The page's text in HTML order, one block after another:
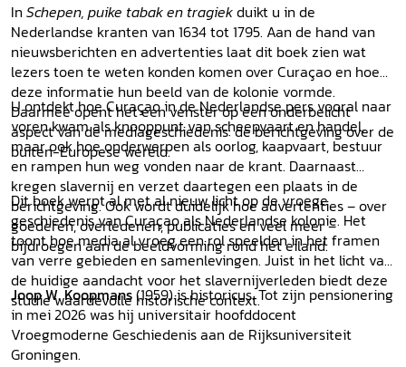
In Schepen, puike tabak en tragiekduikt u in de
Nederlandse kranten van 1634 tot 1795. Aan de hand van
nieuwsberichten en advertenties laat dit boek zien wat
lezers toen te weten konden komen over Curaçao en hoe
deze informatie hun beeld van de kolonie vormde.
Daarmee opent het een venster op een onderbelicht
aspect van de mediageschiedenis: de berichtgeving over de
buiten-Europese wereld.
U ontdekt hoe Curaçao in de Nederlandse pers vooral naar
voren kwam als knooppunt van scheepvaart en handel,
maar ook hoe onderwerpen als oorlog, kaapvaart, bestuur
en rampen hun weg vonden naar de krant. Daarnaast
kregen slavernij en verzet daartegen een plaats in de
berichtgeving. Ook wordt duidelijk hoe advertenties – over
goederen, overledenen, publicaties en veel meer –
bijdroegen aan de beeldvorming rond het eiland.
Dit boek werpt al met al nieuw licht op de vroege
geschiedenis van Curaçao als Nederlandse kolonie. Het
toont hoe media al vroeg een rol speelden in het framen
van verre gebieden en samenlevingen. Juist in het licht van
de huidige aandacht voor het slavernijverleden biedt deze
studie waardevolle historische context.
Joop W. Koopmans(1959) is historicus. Tot zijn pensionering
in mei 2026 was hij universitair hoofddocent
Vroegmoderne Geschiedenis aan de Rijksuniversiteit
Groningen.